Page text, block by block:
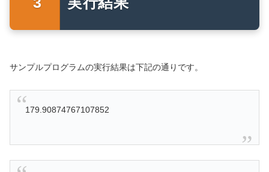
サンプルプログラムの実行結果は下記の通りです。
179.90874767107852